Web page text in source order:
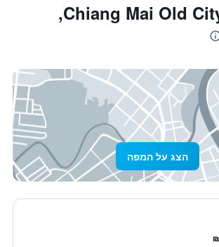
לגלות את Chiang Mai Old City,
הצג על המפה